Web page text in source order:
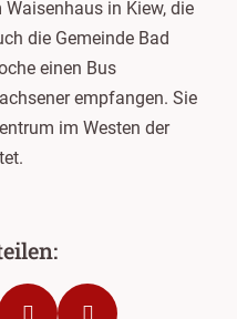
in Kiew, die
die Gemeinde Bad
einen Bus
empfangen. Sie
im Westen der